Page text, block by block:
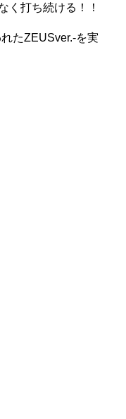
く打ち続ける！！
たZEUSver.‐を実